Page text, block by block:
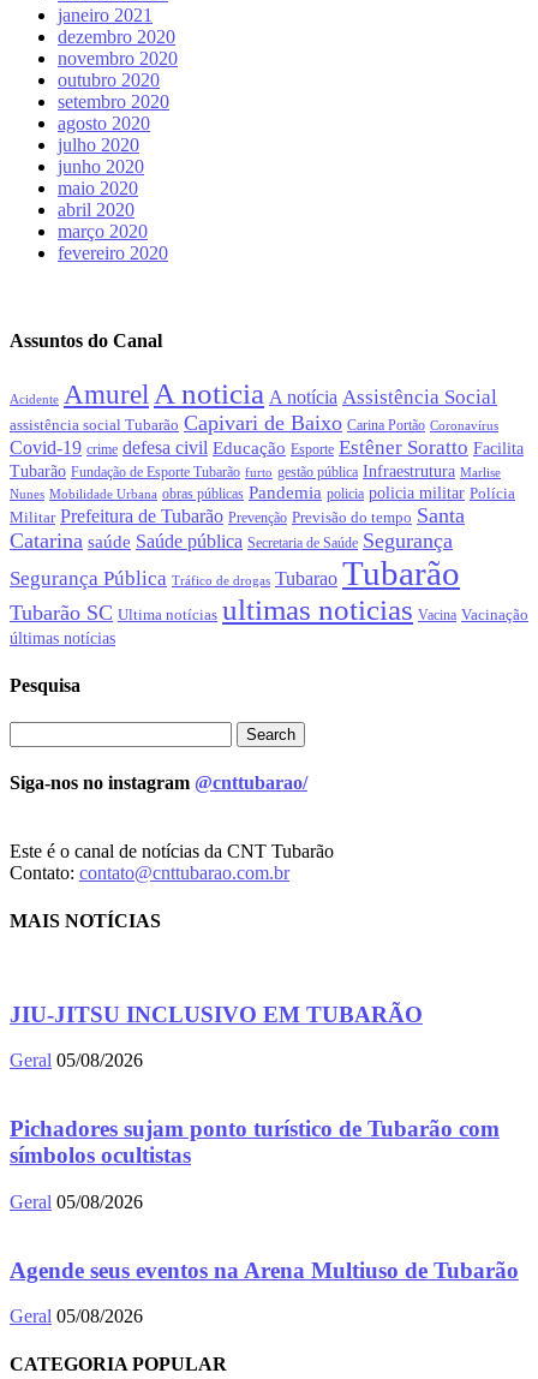
janeiro 2021
dezembro 2020
novembro 2020
outubro 2020
setembro 2020
agosto 2020
julho 2020
junho 2020
maio 2020
abril 2020
março 2020
fevereiro 2020
Assuntos do Canal
Acidente Amurel A noticia A notícia Assistência Social
assistência social Tubarão Capivari de Baixo Carina Portão Coronavírus
Covid-19 crime defesa civil Educação Esporte Estêner Soratto Facilita
Tubarão Fundação de Esporte Tubarão furto gestão pública Infraestrutura Marlise
Nunes Mobilidade Urbana obras públicas Pandemia policia policia militar Polícia
Militar Prefeitura de Tubarão Prevenção Previsão do tempo Santa
Catarina saúde Saúde pública Secretaria de Saúde Segurança
Segurança Pública Tráfico de drogas Tubarao Tubarão
Tubarão SC Ultima notícias ultimas noticias Vacina Vacinação
últimas notícias
Pesquisa
Siga-nos no instagram @cnttubarao/
Este é o canal de notícias da CNT Tubarão
Contato: contato@cnttubarao.com.br
MAIS NOTÍCIAS
JIU-JITSU INCLUSIVO EM TUBARÃO
Geral 05/08/2026
Pichadores sujam ponto turístico de Tubarão com
símbolos ocultistas
Geral 05/08/2026
Agende seus eventos na Arena Multiuso de Tubarão
Geral 05/08/2026
CATEGORIA POPULAR